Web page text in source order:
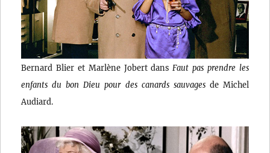
Bernard Blier et Marlène Jobert dans Faut pas prendre les
enfants du bon Dieu pour des canards sauvagesde Michel
Audiard.